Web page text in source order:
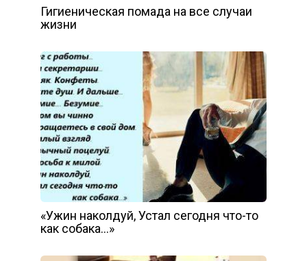
Гигиеническая помада на все случаи
жизни
«Ужин наколдуй, Устал сегодня что-то
как собака…»